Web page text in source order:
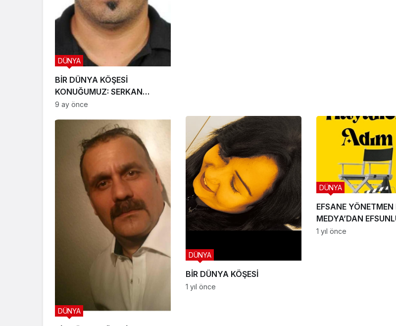
BİR DÜNYA KÖŞESİ
KONUĞUMUZ: SERKAN
KIPÇAK
DÜNYA
9 ay önce
DÜNYA
BİR DÜNYA KÖŞESİ
DÜNYA
1 yıl önce
EFSANE YÖNETMEN
MEDYA’DAN
OYUNCULUK
DÜNYA
1 yıl önce